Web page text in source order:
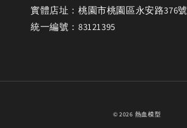
實體店址：桃園市桃園區永安路376號
統一編號：83121395
© 2026 熱血模型